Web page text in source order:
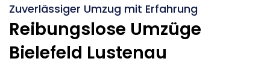
Zuverlässiger Umzug mit Erfahrung
Reibungslose Umzüge
Bielefeld Lustenau